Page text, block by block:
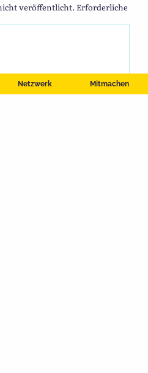
Netzwerk Mitmachen
veröffentlicht. Erforderliche